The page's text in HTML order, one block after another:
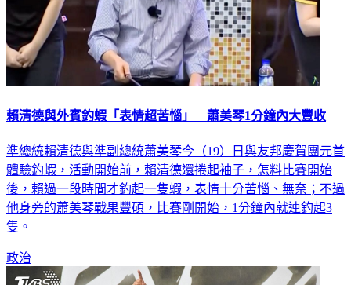
準總統賴清德與準副總統蕭美琴今（19）日與友邦慶賀團元首
體驗釣蝦，活動開始前，賴清德還捲起袖子，怎料比賽開始
後，賴過一段時間才釣起一隻蝦，表情十分苦惱、無奈；不過
他身旁的蕭美琴戰果豐碩，比賽剛開始，1分鐘內就連釣起3
政治